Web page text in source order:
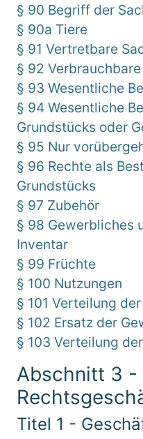
§ 90 Begriff der
§ 90a Tiere
§ 91 Vertretbare
§ 92
§ 93 Wesentliche
§ 94 Wesentliche
Grundstücks oder
§ 95 Nur
§ 96 Rechte als
Grundstücks
§ 97 Zubehör
§ 98 Gewerbliches
Inventar
§ 99 Früchte
§ 100 Nutzungen
§ 101 Verteilung
§ 102 Ersatz der
§ 103 Verteilung
Abschnitt 3 -
Titel 1 -